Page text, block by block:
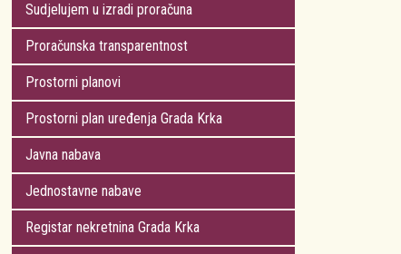
Sudjelujem u izradi proračuna
Proračunska transparentnost
Prostorni planovi
Prostorni plan uređenja Grada Krka
Javna nabava
Jednostavne nabave
Registar nekretnina Grada Krka